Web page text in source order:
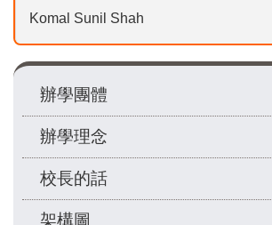
Komal Sunil Shah
Main
navigation
辦學團體
辦學理念
校長的話
架構圖